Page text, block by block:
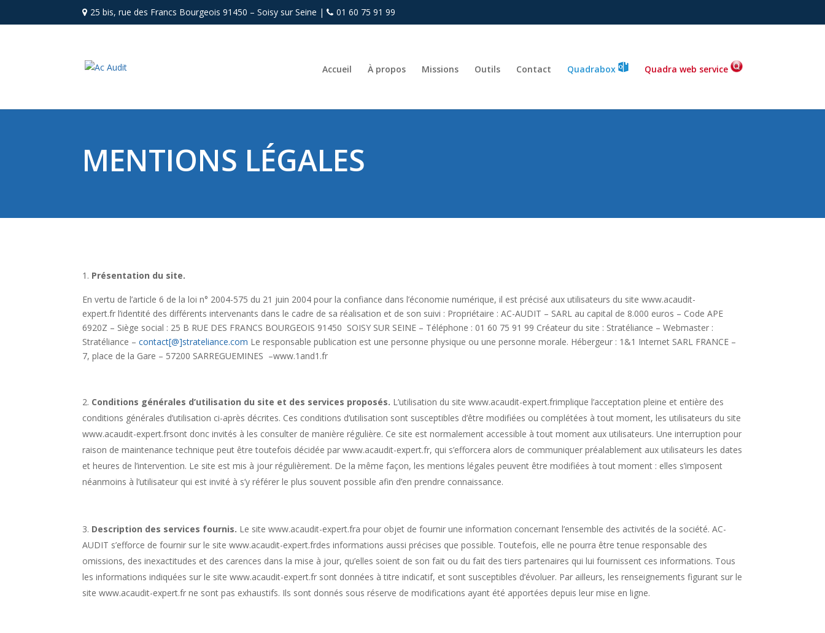
25 bis, rue des Francs Bourgeois 91450 – Soisy sur Seine | 01 60 75 91 99
Accueil À propos Missions Outils Contact Quadrabox Quadra web service
MENTIONS LÉGALES
Présentation du site.​​​​​​​​​​
En vertu de l’article 6 de la loi n° 2004-575 du 21 juin 2004 pour la confiance dans l’économie numérique, il est précisé aux utilisateurs du site www.acaudit-
expert.fr l’identité des différents intervenants dans le cadre de sa réalisation et de son suivi : Propriétaire : AC-AUDIT – SARL au capital de 8.000 euros – Code APE
6920Z – Siège social : 25 B RUE DES FRANCS BOURGEOIS 91450 SOISY SUR SEINE – Téléphone : 01 60 75 91 99 Créateur du site : Stratéliance – Webmaster :
Stratéliance –contact[@]strateliance.com Le responsable publication est une personne physique ou une personne morale. Hébergeur : 1&1 Internet SARL FRANCE –
7, place de la Gare – 57200 SARREGUEMINES –www.1and1.fr
Conditions générales d’utilisation du site et des services proposés.​​​​​​​​​​ ​ L’utilisation du site www.acaudit-expert.frimplique l’acceptation pleine et entière des
conditions générales d’utilisation ci-après décrites. Ces conditions d’utilisation sont susceptibles d’être modifiées ou complétées à tout moment, les utilisateurs du site
www.acaudit-expert.frsont donc invités à les consulter de manière régulière. Ce site est normalement accessible à tout moment aux utilisateurs. Une interruption pour
raison de maintenance technique peut être toutefois décidée par www.acaudit-expert.fr, qui s’efforcera alors de communiquer préalablement aux utilisateurs les dates
et heures de l’intervention. Le site est mis à jour régulièrement. De la même façon, les mentions légales peuvent être modifiées à tout moment : elles s’imposent
néanmoins à l’utilisateur qui est invité à s’y référer le plus souvent possible afin d’en prendre connaissance.​
Description des services fournis.​​​​​​​​​​ ​ Le site www.acaudit-expert.fra pour objet de fournir une information concernant l’ensemble des activités de la société. AC-
AUDIT s’efforce de fournir sur le site www.acaudit-expert.frdes informations aussi précises que possible. Toutefois, elle ne pourra être tenue responsable des
omissions, des inexactitudes et des carences dans la mise à jour, qu’elles soient de son fait ou du fait des tiers partenaires qui lui fournissent ces informations. Tous
les informations indiquées sur le site www.acaudit-expert.fr sont données à titre indicatif, et sont susceptibles d’évoluer. Par ailleurs, les renseignements figurant sur le
site www.acaudit-expert.fr ne sont pas exhaustifs. Ils sont donnés sous réserve de modifications ayant été apportées depuis leur mise en ligne.​